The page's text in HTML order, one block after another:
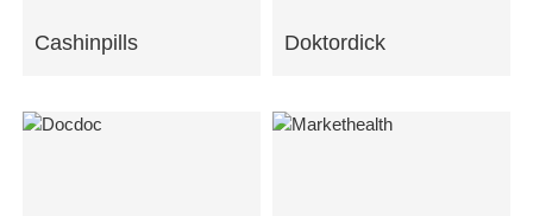
Cashinpills Doktordick